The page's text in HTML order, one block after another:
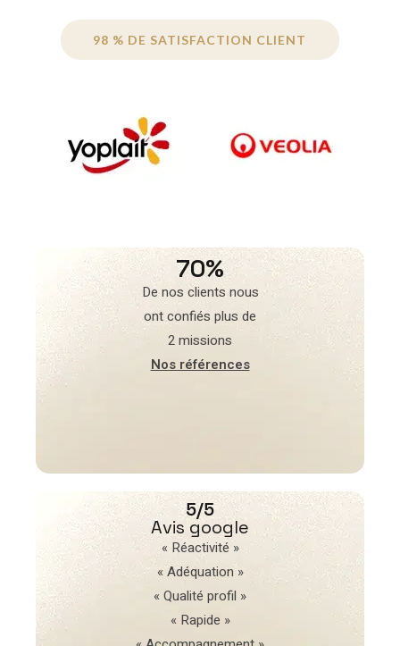
98 % DE SATISFACTION CLIENT
70%
De nos clients nous
ont confiés plus de
2 missions
Nos références
5/5
Avis google
« Réactivité »
« Adéquation »
« Qualité profil »
« Rapide »